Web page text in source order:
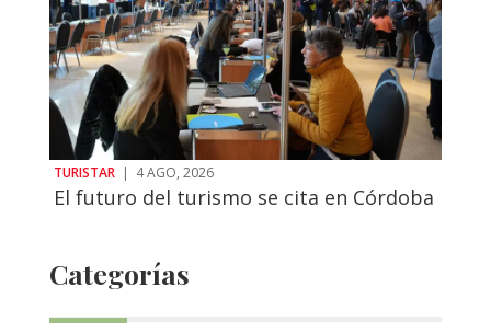
TURISTAR | 4 AGO, 2026
El futuro del turismo se cita en Córdoba
Categorías